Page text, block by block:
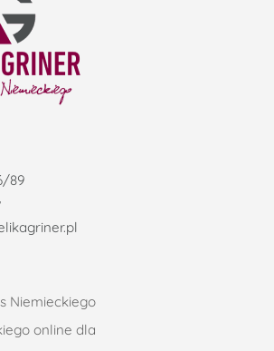
89
Niemieckiego
online dla